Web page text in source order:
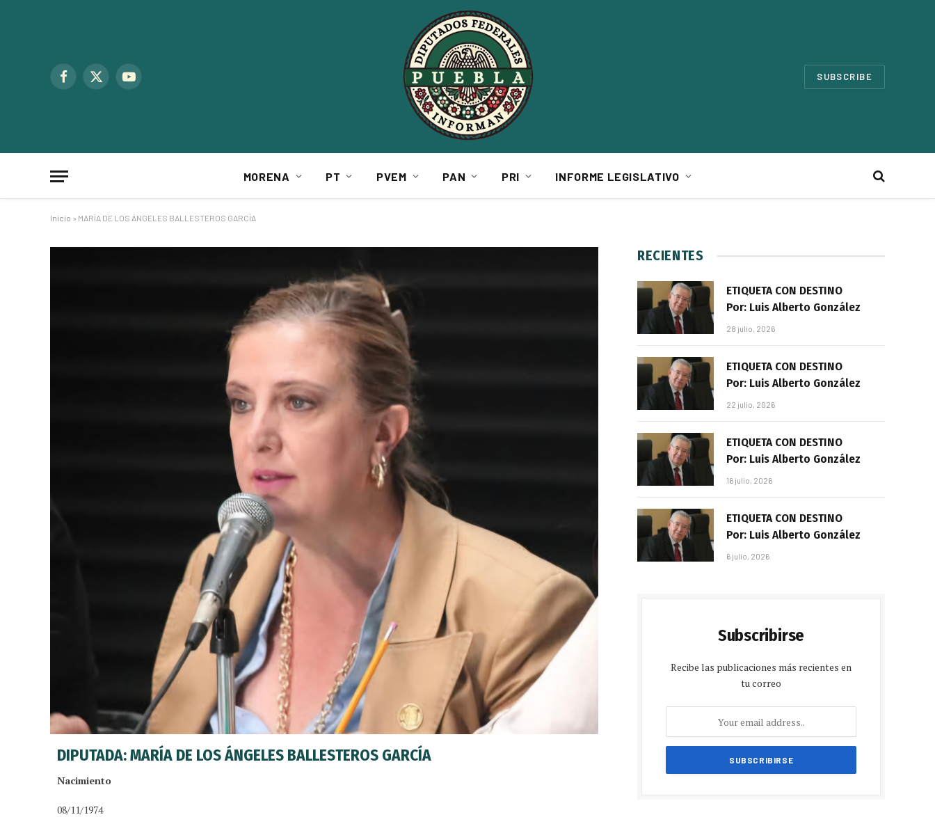
Facebook
X
YouTube SUBSCRIBE
MORENA PT PVEM PAN PRI INFORME LEGISLATIVO
Inicio » MARÍA DE LOS ÁNGELES BALLESTEROS GARCÍA
DIPUTADA: MARÍA DE LOS ÁNGELES BALLESTEROS GARCÍA
Nacimiento
08/11/1974
RECIENTES
ETIQUETA CON DESTINO
Por: Luis Alberto González
28 julio, 2026
ETIQUETA CON DESTINO
Por: Luis Alberto González
22 julio, 2026
ETIQUETA CON DESTINO
Por: Luis Alberto González
16 julio, 2026
ETIQUETA CON DESTINO
Por: Luis Alberto González
6 julio, 2026
Subscribirse
Recibe las publicaciones más recientes en
tu correo